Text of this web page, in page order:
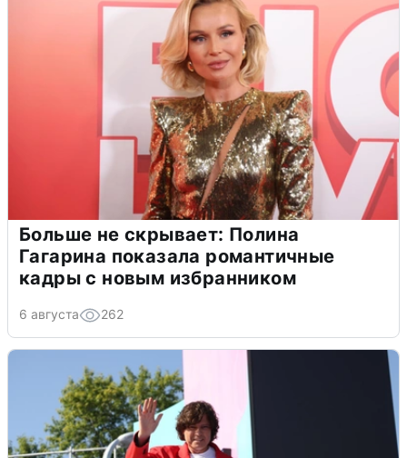
Больше не скрывает: Полина
Гагарина показала романтичные
кадры с новым избранником
6 августа 262